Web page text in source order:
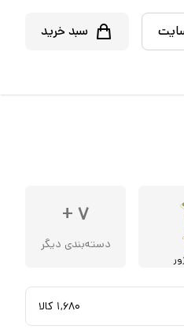
سبد خرید
۷ +
دسته‌بندی دیگر
۱,۶۸۰ کالا